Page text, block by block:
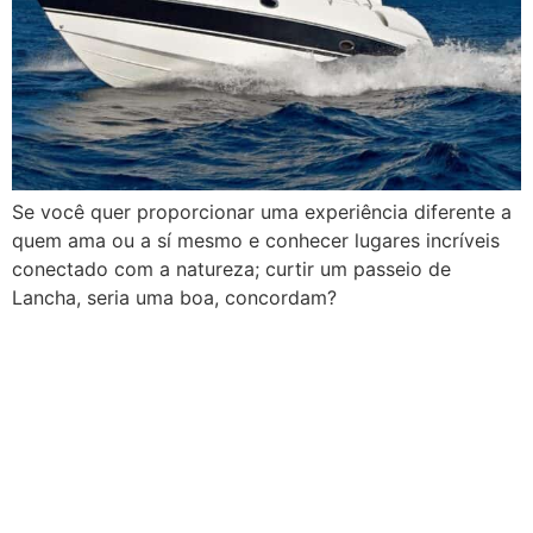
Se você quer proporcionar uma experiência diferente a
quem ama ou a sí mesmo e conhecer lugares incríveis
conectado com a natureza; curtir um passeio de
Lancha, seria uma boa, concordam?